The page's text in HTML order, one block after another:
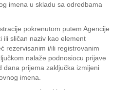
imena u skladu sa odredbama
pokrenutom putem Agencije
ili sličan naziv kao element
rezervisanim i/ili registrovanim
nalaže podnosiocu prijave
dana prijema zaključka izmijeni
imena.